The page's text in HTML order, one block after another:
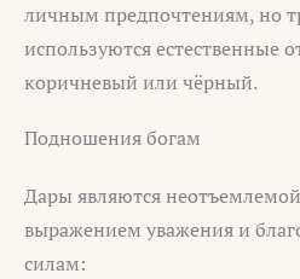
личным предпочтениям, но
используются естественные
коричневый или чёрный.
Подношения богам
Дары являются
выражением уважения и
силам: